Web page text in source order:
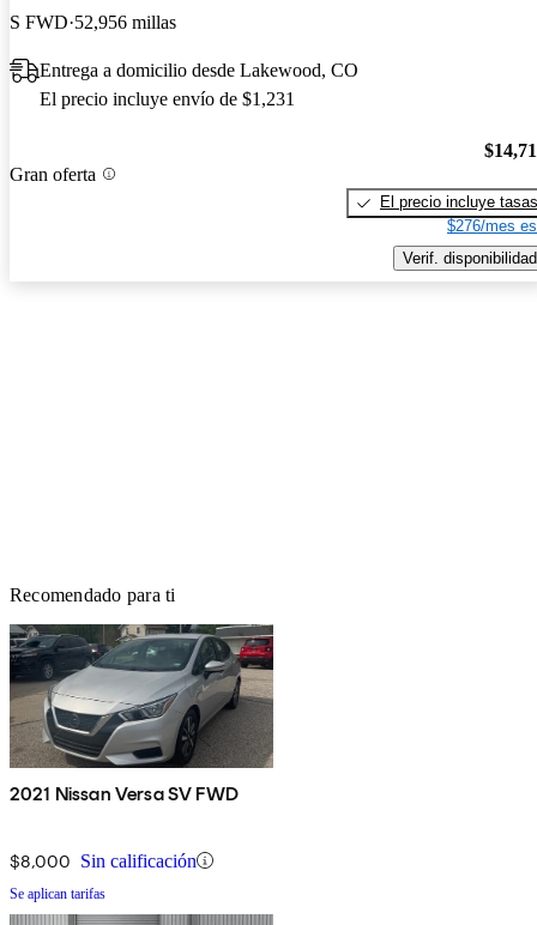
S FWD 52,956 millas
Entrega a domicilio desde Lakewood, CO
El precio incluye envío de $1,231
Gran oferta
El precio incluye tasas
$276/mes
Verif. disponibilidad
Recomendado para ti
2021 Nissan Versa SV FWD
$8,000 Sin calificación
Se aplican tarifas